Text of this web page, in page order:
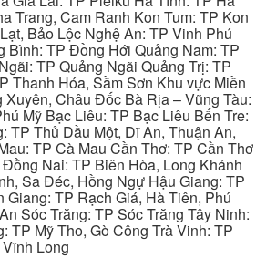
Trang, Cam Ranh Kon Tum: TP Kon
Bảo Lộc Nghệ An: TP Vinh Phú
Bình: TP Đồng Hới Quảng Nam: TP
TP Quảng Ngãi Quảng Trị: TP
Thanh Hóa, Sầm Sơn Khu vực Miền
Xuyên, Châu Đốc Bà Rịa – Vũng Tàu:
Mỹ Bạc Liêu: TP Bạc Liêu Bến Tre:
TP Thủ Dầu Một, Dĩ An, Thuận An,
TP Cà Mau Cần Thơ: TP Cần Thơ
Nai: TP Biên Hòa, Long Khánh
Sa Đéc, Hồng Ngự Hậu Giang: TP
TP Rạch Giá, Hà Tiên, Phú
Sóc Trăng: TP Sóc Trăng Tây Ninh:
TP Mỹ Tho, Gò Công Trà Vinh: TP
Long